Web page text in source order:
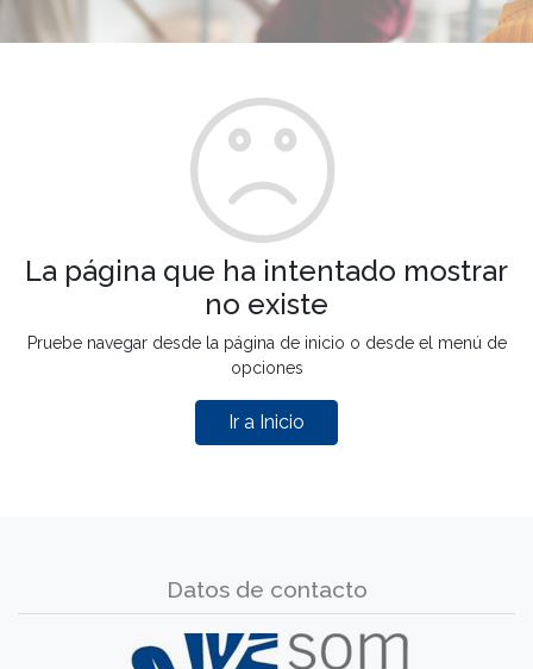
La página que ha intentado mostrar
no existe
Pruebe navegar desde la página de inicio o desde el menú de
opciones
Ir a Inicio
Datos de contacto